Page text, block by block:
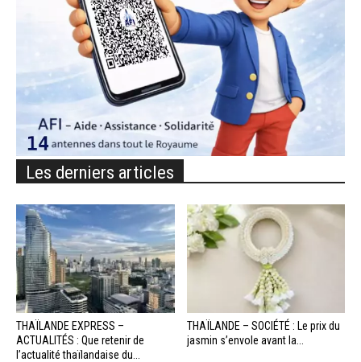
Les derniers articles
THAÏLANDE EXPRESS –
ACTUALITÉS : Que retenir de
l’actualité thaïlandaise du...
THAÏLANDE – SOCIÉTÉ : Le prix du
jasmin s’envole avant la...